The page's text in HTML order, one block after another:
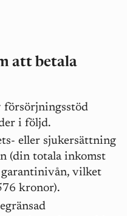
att betala
försörjningsstöd
i följd.
eller sjukersättning
(din totala inkomst
vilket
kronor).